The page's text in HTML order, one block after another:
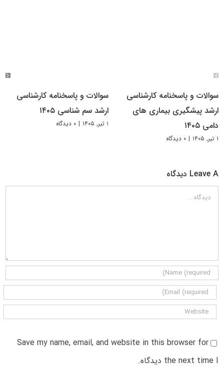
سوالات و پاسخنامه کارشناسی
ارشد پیشگیری بیماری های
دامی ۱۴۰۵
۱ تیر, ۱۴۰۵ | ۰ دیدگاه
سوالات و پاسخنامه کارشناسی
ارشد سم شناسی ۱۴۰۵
۱ تیر, ۱۴۰۵ | ۰ دیدگاه
Leave A دیدگاه
دیدگاه
Save my name, email, and website in this browser for
the next time I دیدگاه.